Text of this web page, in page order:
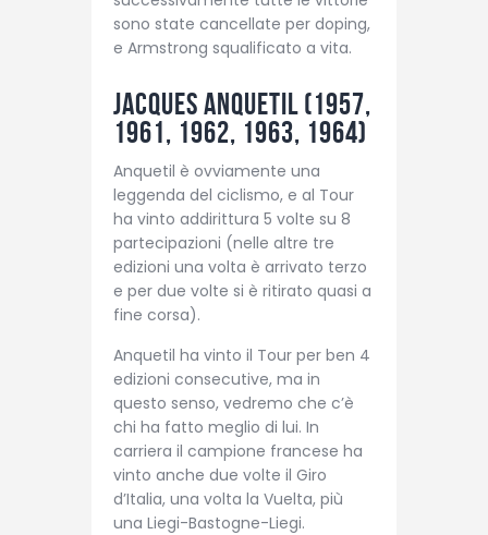
sono state cancellate per doping,
e Armstrong squalificato a vita.
Jacques Anquetil (1957,
1961, 1962, 1963, 1964)
Anquetil è ovviamente una
leggenda del ciclismo, e al Tour
ha vinto addirittura 5 volte su 8
partecipazioni (nelle altre tre
edizioni una volta è arrivato terzo
e per due volte si è ritirato quasi a
fine corsa).
Anquetil ha vinto il Tour per ben 4
edizioni consecutive, ma in
questo senso, vedremo che c’è
chi ha fatto meglio di lui. In
carriera il campione francese ha
vinto anche due volte il Giro
d’Italia, una volta la Vuelta, più
una Liegi-Bastogne-Liegi.